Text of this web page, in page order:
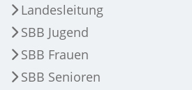
Landesleitung
SBB Jugend
SBB Frauen
SBB Senioren